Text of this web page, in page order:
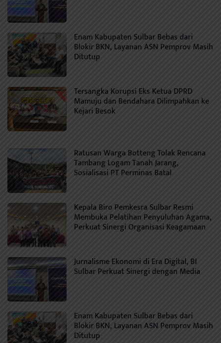
Enam Kabupaten Sulbar Bebas dari
Blokir BKN, Layanan ASN Pemprov Masih
Ditutup
Tersangka Korupsi Eks Ketua DPRD
Mamuju dan Bendahara Dilimpahkan ke
Kejari Besok
Ratusan Warga Botteng Tolak Rencana
Tambang Logam Tanah Jarang,
Sosialisasi PT Perminas Batal
Kepala Biro Pemkesra Sulbar Resmi
Membuka Pelatihan Penyuluhan Agama,
Perkuat Sinergi Organisasi Keagamaan
Jurnalisme Ekonomi di Era Digital, BI
Sulbar Perkuat Sinergi dengan Media
Enam Kabupaten Sulbar Bebas dari
Blokir BKN, Layanan ASN Pemprov Masih
Ditutup